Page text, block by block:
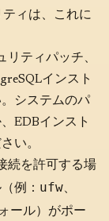
ィは、これに
リティパッチ、
インスト
システムのパ
EDBインスト
い。
続を許可する場
例： ufw、
ール）がポー